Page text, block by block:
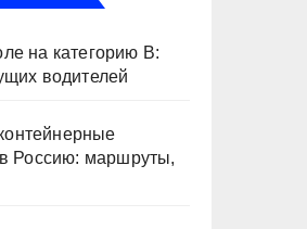
на категорию В:
водителей
в Россию: маршруты,